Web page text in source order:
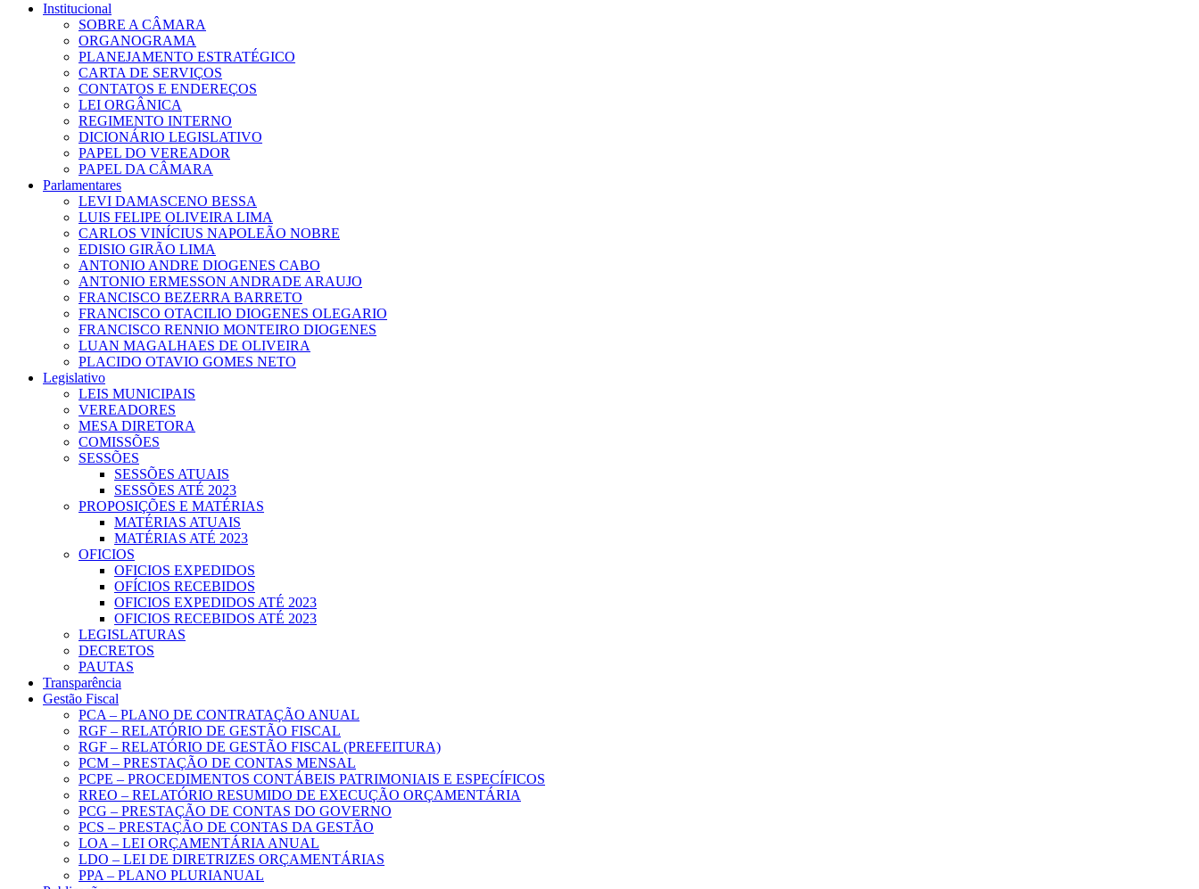
Institucional
SOBRE A CÂMARA
ORGANOGRAMA
PLANEJAMENTO ESTRATÉGICO
CARTA DE SERVIÇOS
CONTATOS E ENDEREÇOS
LEI ORGÂNICA
REGIMENTO INTERNO
DICIONÁRIO LEGISLATIVO
PAPEL DO VEREADOR
PAPEL DA CÂMARA
Parlamentares
LEVI DAMASCENO BESSA
LUIS FELIPE OLIVEIRA LIMA
CARLOS VINÍCIUS NAPOLEÃO NOBRE
EDISIO GIRÃO LIMA
ANTONIO ANDRE DIOGENES CABO
ANTONIO ERMESSON ANDRADE ARAUJO
FRANCISCO BEZERRA BARRETO
FRANCISCO OTACILIO DIOGENES OLEGARIO
FRANCISCO RENNIO MONTEIRO DIOGENES
LUAN MAGALHAES DE OLIVEIRA
PLACIDO OTAVIO GOMES NETO
Legislativo
LEIS MUNICIPAIS
VEREADORES
MESA DIRETORA
COMISSÕES
SESSÕES
SESSÕES ATUAIS
SESSÕES ATÉ 2023
PROPOSIÇÕES E MATÉRIAS
MATÉRIAS ATUAIS
MATÉRIAS ATÉ 2023
OFICIOS
OFICIOS EXPEDIDOS
OFÍCIOS RECEBIDOS
OFICIOS EXPEDIDOS ATÉ 2023
OFICIOS RECEBIDOS ATÉ 2023
LEGISLATURAS
DECRETOS
PAUTAS
Transparência
Gestão Fiscal
PCA – PLANO DE CONTRATAÇÃO ANUAL
RGF – RELATÓRIO DE GESTÃO FISCAL
RGF – RELATÓRIO DE GESTÃO FISCAL (PREFEITURA)
PCM – PRESTAÇÃO DE CONTAS MENSAL
PCPE – PROCEDIMENTOS CONTÁBEIS PATRIMONIAIS E ESPECÍFICOS
RREO – RELATÓRIO RESUMIDO DE EXECUÇÃO ORÇAMENTÁRIA
PCG – PRESTAÇÃO DE CONTAS DO GOVERNO
PCS – PRESTAÇÃO DE CONTAS DA GESTÃO
LOA – LEI ORÇAMENTÁRIA ANUAL
LDO – LEI DE DIRETRIZES ORÇAMENTÁRIAS
PPA – PLANO PLURIANUAL